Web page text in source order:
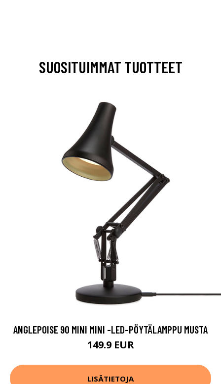
SUOSITUIMMAT TUOTTEET
ANGLEPOISE 90 MINI MINI -LED-PÖYTÄLAMPPU MUSTA
149.9 EUR
LISÄTIETOJA